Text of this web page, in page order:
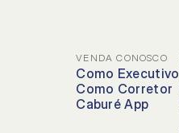
VENDA CONOSCO
Como Executivo
Como Corretor
Caburé App